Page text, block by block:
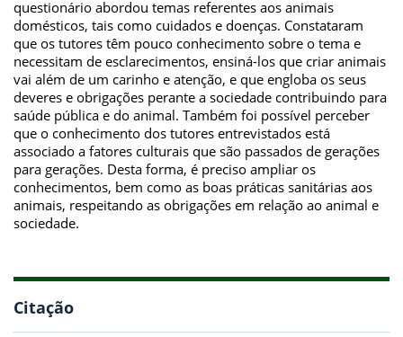
questionário abordou temas referentes aos animais
domésticos, tais como cuidados e doenças. Constataram
que os tutores têm pouco conhecimento sobre o tema e
necessitam de esclarecimentos, ensiná-los que criar animais
vai além de um carinho e atenção, e que engloba os seus
deveres e obrigações perante a sociedade contribuindo para
saúde pública e do animal. Também foi possível perceber
que o conhecimento dos tutores entrevistados está
associado a fatores culturais que são passados de gerações
para gerações. Desta forma, é preciso ampliar os
conhecimentos, bem como as boas práticas sanitárias aos
animais, respeitando as obrigações em relação ao animal e
sociedade.
Citação